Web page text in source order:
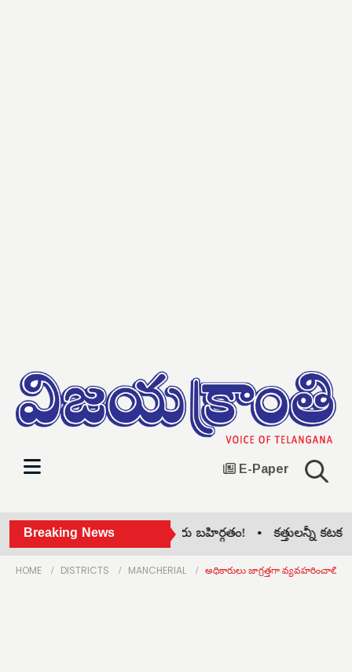
E-Paper
Breaking News
జిల్లా కాంగ్రెస్‌లో గ్రూప్ పోరు బహిర్గతం! •కత్తులన్నీ కటకటా..
HOME DISTRICTS MANCHERIAL అధికారులు జాగ్రత్తగా వ్యవహరించాలి